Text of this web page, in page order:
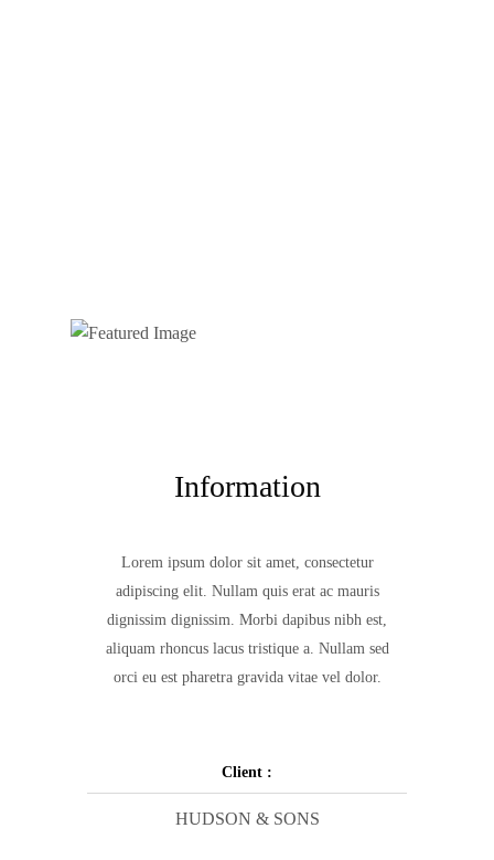
Information
Lorem ipsum dolor sit amet, consectetur
adipiscing elit. Nullam quis erat ac mauris
dignissim dignissim. Morbi dapibus nibh est,
aliquam rhoncus lacus tristique a. Nullam sed
orci eu est pharetra gravida vitae vel dolor.
Client :
HUDSON & SONS